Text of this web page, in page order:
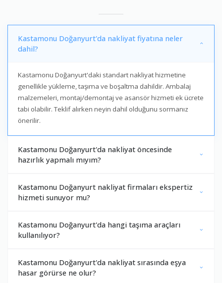
Kastamonu Doğanyurt'da nakliyat fiyatına neler
dahil?
Kastamonu Doğanyurt'daki standart nakliyat hizmetine
genellikle yükleme, taşıma ve boşaltma dahildir. Ambalaj
malzemeleri, montaj/demontaj ve asansör hizmeti ek ücrete
tabi olabilir. Teklif alırken neyin dahil olduğunu sormanız
önerilir.
Kastamonu Doğanyurt'da nakliyat öncesinde
hazırlık yapmalı mıyım?
Kastamonu Doğanyurt nakliyat firmaları ekspertiz
hizmeti sunuyor mu?
Kastamonu Doğanyurt'da hangi taşıma araçları
kullanılıyor?
Kastamonu Doğanyurt'da nakliyat sırasında eşya
hasar görürse ne olur?